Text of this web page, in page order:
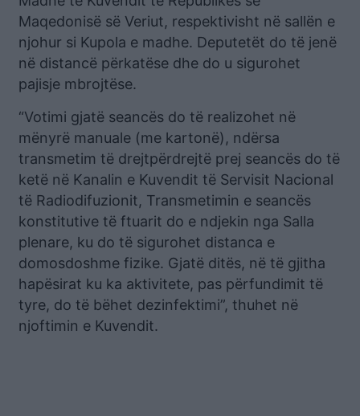
Maqedonisë së Veriut, respektivisht në sallën e
njohur si Kupola e madhe. Deputetët do të jenë
në distancë përkatëse dhe do u sigurohet
pajisje mbrojtëse.
“Votimi gjatë seancës do të realizohet në
mënyrë manuale (me kartonë), ndërsa
transmetim të drejtpërdrejtë prej seancës do të
ketë në Kanalin e Kuvendit të Servisit Nacional
të Radiodifuzionit, Transmetimin e seancës
konstitutive të ftuarit do e ndjekin nga Salla
plenare, ku do të sigurohet distanca e
domosdoshme fizike. Gjatë ditës, në të gjitha
hapësirat ku ka aktivitete, pas përfundimit të
tyre, do të bëhet dezinfektimi”, thuhet në
njoftimin e Kuvendit.